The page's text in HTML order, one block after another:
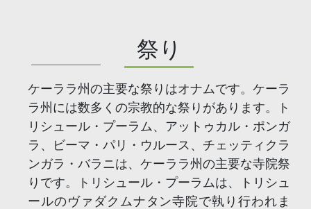
祭り
ケーララ州の主要な祭りはオナムです。ケーラ
ラ州には数多くの宗教的な祭りがあります。ト
リシュール・プーラム、アットゥカル・ポンガ
ラ、ビーマ・パリ・ウルース、チェッティクラ
ンガラ・バラニは、ケーララ州の主要な寺院祭
りです。トリシュール・プーラムは、トリシュ
ールのヴァダクムナタン寺院で執り行われま